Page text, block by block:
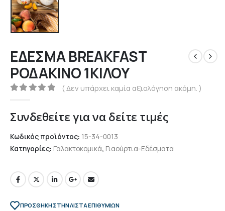
ΕΔΕΣΜΑ BREAKFAST
ΡΟΔΑΚΙΝΟ 1ΚΙΛΟΥ
0out of 5
( Δεν υπάρχει καμία αξιολόγηση ακόμη. )
Συνδεθείτε για να δείτε τιμές
Κωδικός προϊόντος: 15-34-0013
Κατηγορίες: Γαλακτοκομικά, Γιαούρτια-Εδέσματα
ΠΡΌΣΘΉΚΗ ΣΤΗΝ ΛΊΣΤΑ ΕΠΙΘΥΜΙΏΝ